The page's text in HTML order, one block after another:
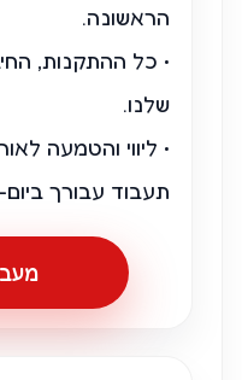
הראשונה.
• כל ההתקנות,
שלנו.
• ליווי והטמעה
תעבוד עבורך ביום-